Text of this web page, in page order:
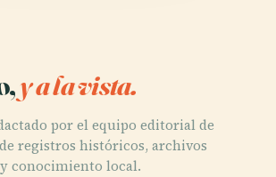
y a la vista.
por el equipo editorial de
registros históricos, archivos
conocimiento local.